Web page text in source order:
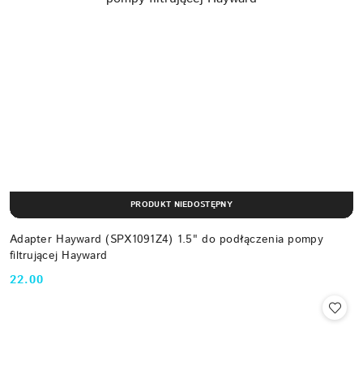
Adapter Hayward (SPX1091Z4) 1.5" do podłączenia pompy
filtrującej Hayward
Cena:
22.00
PRODUKT NIEDOSTĘPNY